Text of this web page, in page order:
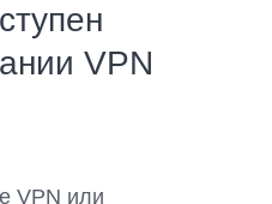
VPN
VPN или